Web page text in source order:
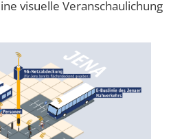
visuelle Veranschaulichung